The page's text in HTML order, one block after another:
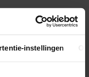
instellingen
en zwijg’
belde Bart.